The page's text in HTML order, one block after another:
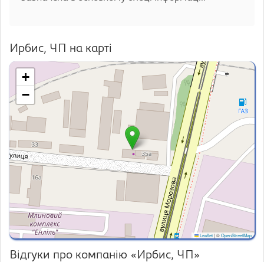
Ирбис, ЧП на карті
+
−
Leaflet|©OpenStreetMap
Відгуки про компанію «Ирбис, ЧП»